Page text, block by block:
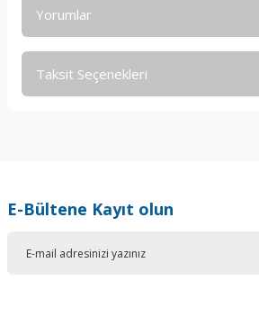
Yorumlar
Taksit Seçenekleri
E-Bültene Kayıt olun